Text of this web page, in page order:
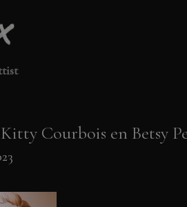
Courbois en Betsy